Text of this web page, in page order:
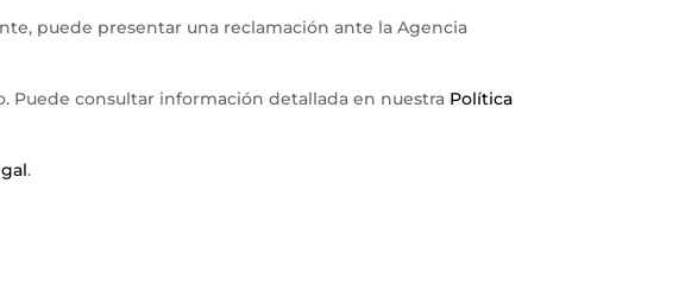
puede presentar una reclamación ante la Agencia
Puede consultar información detallada en nuestra Política
.